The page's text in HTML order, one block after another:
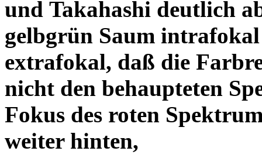
und Takahashi deutlich
gelbgrün Saum
extrafokal, daß die
nicht den behaupteten
Fokus des roten
weiter hinten,